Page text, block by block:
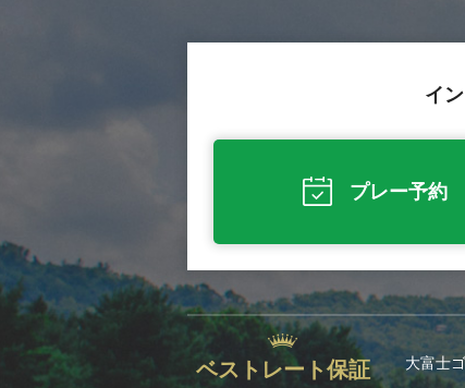
イ
プレー予約
ベストレート保証 大富士